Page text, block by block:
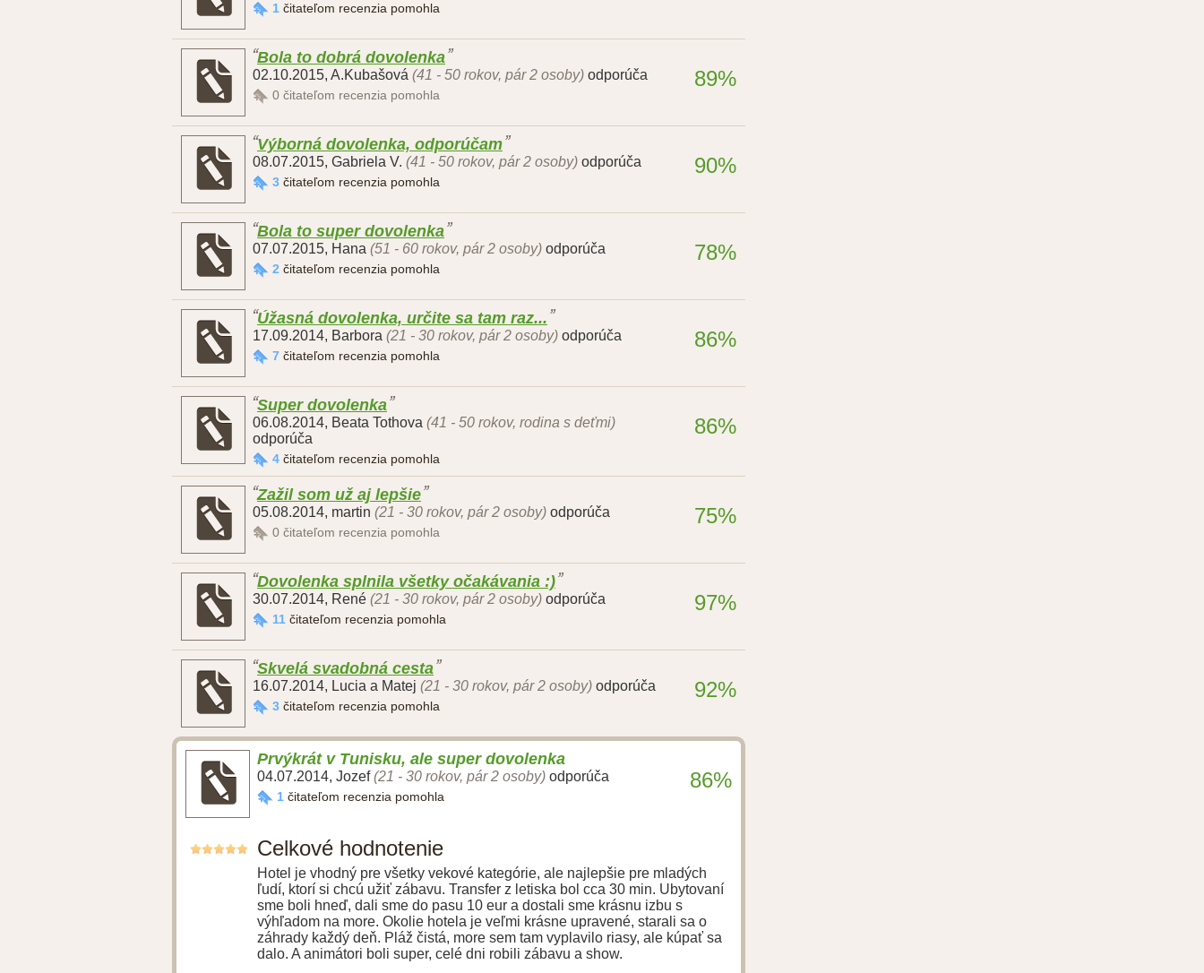
1 čitateľom recenzia pomohla
Bola to dobrá dovolenka
02.10.2015, A.Kubašová (41 - 50 rokov, pár 2 osoby) odporúča
0 čitateľom recenzia pomohla
89%
Výborná dovolenka, odporúčam
08.07.2015, Gabriela V. (41 - 50 rokov, pár 2 osoby) odporúča
3 čitateľom recenzia pomohla
90%
Bola to super dovolenka
07.07.2015, Hana (51 - 60 rokov, pár 2 osoby) odporúča
2 čitateľom recenzia pomohla
78%
Úžasná dovolenka, určite sa tam raz...
17.09.2014, Barbora (21 - 30 rokov, pár 2 osoby) odporúča
7 čitateľom recenzia pomohla
86%
Super dovolenka
06.08.2014, Beata Tothova (41 - 50 rokov, rodina s deťmi)
odporúča
4 čitateľom recenzia pomohla
86%
Zažil som už aj lepšie
05.08.2014, martin (21 - 30 rokov, pár 2 osoby) odporúča
0 čitateľom recenzia pomohla
75%
Dovolenka splnila všetky očakávania :)
30.07.2014, René (21 - 30 rokov, pár 2 osoby) odporúča
11 čitateľom recenzia pomohla
97%
Skvelá svadobná cesta
16.07.2014, Lucia a Matej (21 - 30 rokov, pár 2 osoby) odporúča
3 čitateľom recenzia pomohla
92%
Prvýkrát v Tunisku, ale super dovolenka
04.07.2014, Jozef (21 - 30 rokov, pár 2 osoby) odporúča
1 čitateľom recenzia pomohla
86%
Celkové hodnotenie
Hotel je vhodný pre všetky vekové kategórie, ale najlepšie pre mladých
ľudí, ktorí si chcú užiť zábavu. Transfer z letiska bol cca 30 min. Ubytovaní
sme boli hneď, dali sme do pasu 10 eur a dostali sme krásnu izbu s
výhľadom na more. Okolie hotela je veľmi krásne upravené, starali sa o
záhrady každý deň. Pláž čistá, more sem tam vyplavilo riasy, ale kúpať sa
dalo. A animátori boli super, celé dni robili zábavu a show.